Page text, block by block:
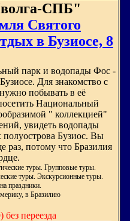
СПБ"
Святого
в Бузиосе, 8
парк и водопады Фос -
Для знакомство с
побывать в её
Национальный
" коллекцией"
увидеть водопады
полуострова Бузиос. Вы
раз, потому что Бразилия
туры. Групповые туры.
туры. Экскурсионные туры.
праздники.
в Бразилию
переезда